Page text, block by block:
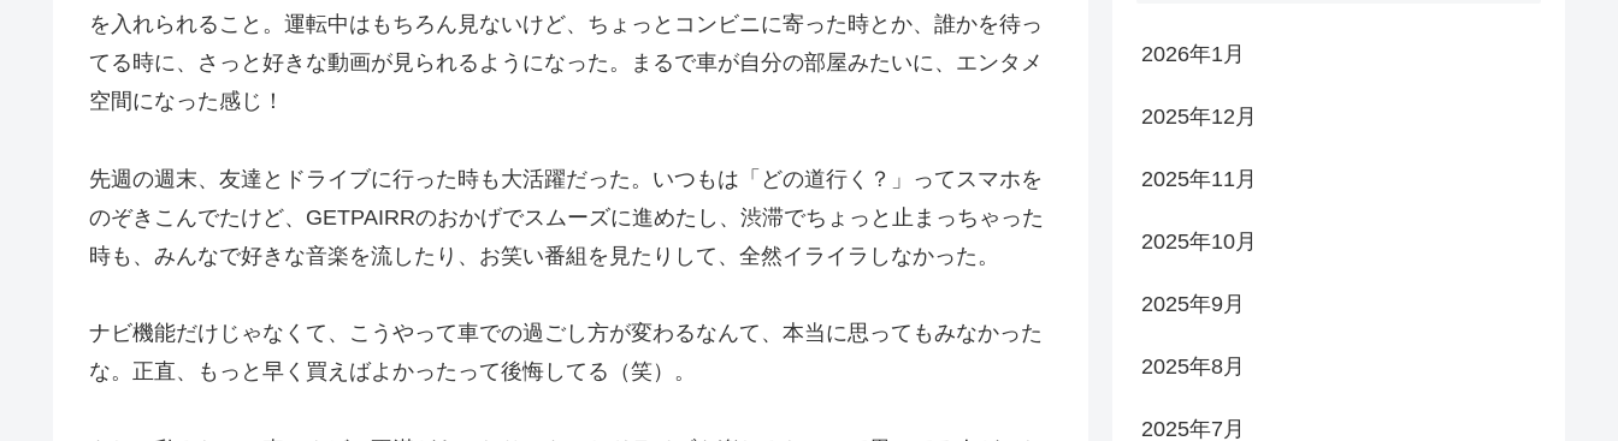
を入れられること。運転中はもちろん見ないけど、ちょっとコンビニに寄った時とか、誰かを待っ
てる時に、さっと好きな動画が見られるようになった。まるで車が自分の部屋みたいに、エンタメ
空間になった感じ！
先週の週末、友達とドライブに行った時も大活躍だった。いつもは「どの道行く？」ってスマホを
のぞきこんでたけど、GETPAIRRのおかげでスムーズに進めたし、渋滞でちょっと止まっちゃった
時も、みんなで好きな音楽を流したり、お笑い番組を見たりして、全然イライラしなかった。
ナビ機能だけじゃなくて、こうやって車での過ごし方が変わるなんて、本当に思ってもみなかった
な。正直、もっと早く買えばよかったって後悔してる（笑）。
2026年1月
2025年12月
2025年11月
2025年10月
2025年9月
2025年8月
2025年7月